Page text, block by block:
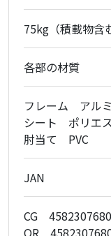
75kg（積載物含
各部の材質
フレーム アル
シート ポリエ
肘当て PVC
JAN
CG